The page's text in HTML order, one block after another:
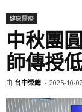
健康醫療
中秋團
師傳授
由 台中榮總 - 2025-10-